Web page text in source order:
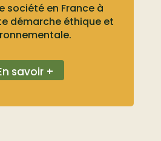
société en France à
démarche éthique et
savoir +